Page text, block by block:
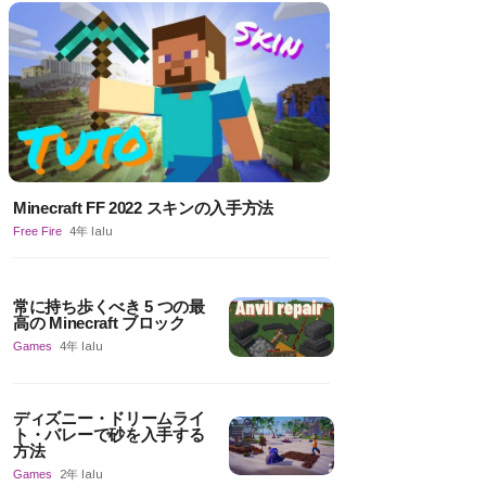
Minecraft FF 2022 スキンの入手方法
Free Fire 4年 lalu
常に持ち歩くべき 5 つの最
高の Minecraft ブロック
Games 4年 lalu
ディズニー・ドリームライ
ト・バレーで砂を入手する
方法
Games 2年 lalu